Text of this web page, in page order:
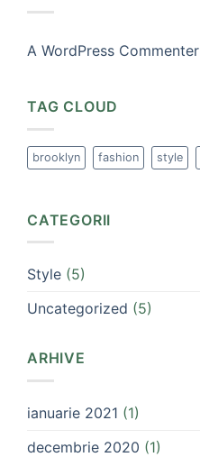
A WordPress Commenter
TAG CLOUD
brooklyn fashion style
CATEGORII
Style (5)
Uncategorized (5)
ARHIVE
ianuarie 2021 (1)
decembrie 2020 (1)